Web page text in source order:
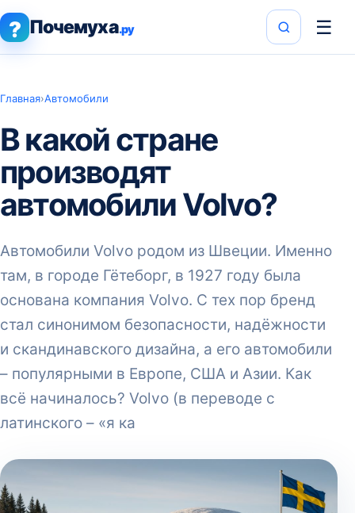
? Почемуха.ру ☰
Главная›Автомобили
В какой стране
производят
автомобили Volvo?
Автомобили Volvo родом из Швеции. Именно
там, в городе Гётеборг, в 1927 году была
основана компания Volvo. С тех пор бренд
стал синонимом безопасности, надёжности
и скандинавского дизайна, а его автомобили
– популярными в Европе, США и Азии. Как
всё начиналось? Volvo (в переводе с
латинского – «я ка